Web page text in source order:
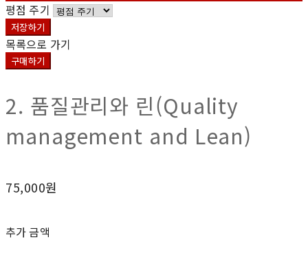
평점 주기
저장하기
목록으로 가기
구매하기
2. 품질관리와 린(Quality
management and Lean)
75,000원
추가 금액